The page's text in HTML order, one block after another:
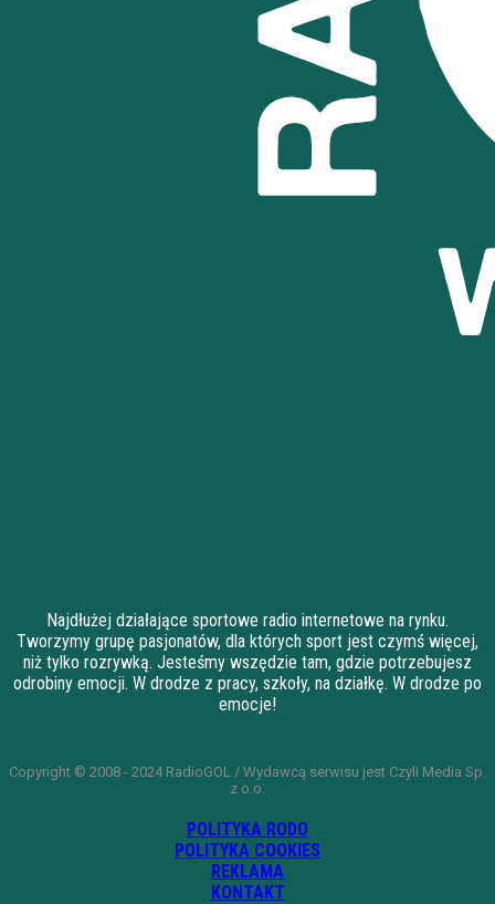
Najdłużej działające sportowe radio internetowe na rynku.
Tworzymy grupę pasjonatów, dla których sport jest czymś więcej,
niż tylko rozrywką. Jesteśmy wszędzie tam, gdzie potrzebujesz
odrobiny emocji. W drodze z pracy, szkoły, na działkę. W drodze po
emocje!
Copyright © 2008 - 2024 RadioGOL / Wydawcą serwisu jest Czyli Media Sp.
z o.o.
POLITYKA RODO
POLITYKA COOKIES
REKLAMA
KONTAKT